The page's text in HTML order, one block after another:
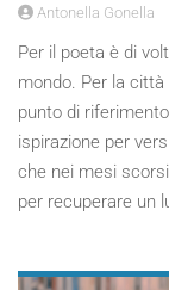
Antonella Gonella
Per il poeta è di
mondo. Per la
punto di
ispirazione per
che nei mesi
per recuperare un